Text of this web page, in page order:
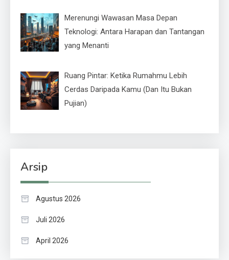
Merenungi Wawasan Masa Depan
Teknologi: Antara Harapan dan Tantangan
yang Menanti
Ruang Pintar: Ketika Rumahmu Lebih
Cerdas Daripada Kamu (Dan Itu Bukan
Pujian)
Arsip
Agustus 2026
Juli 2026
April 2026